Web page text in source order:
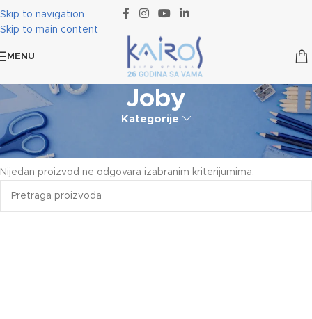
Skip to navigation
Skip to main content
MENU
Joby
Kategorije
Početna Proizvod označen „Joby“
Nijedan proizvod ne odgovara izabranim kriterijumima.